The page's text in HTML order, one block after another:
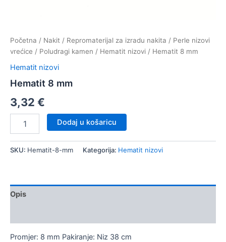
Početna / Nakit / Repromaterijal za izradu nakita / Perle nizovi
vrećice / Poludragi kamen / Hematit nizovi / Hematit 8 mm
Hematit nizovi
Hematit 8 mm
3,32 €
količina
Dodaj u košaricu
SKU: Hematit-8-mm Kategorija: Hematit nizovi
Opis
Promjer: 8 mm Pakiranje: Niz 38 cm